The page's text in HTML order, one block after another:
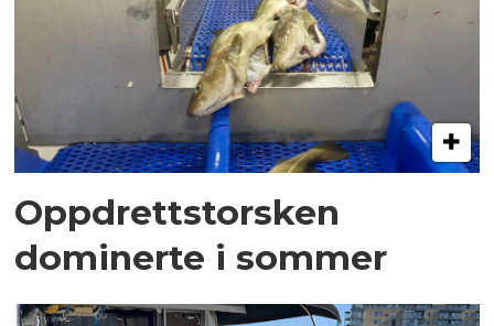
Oppdrettstorsken
dominerte i sommer